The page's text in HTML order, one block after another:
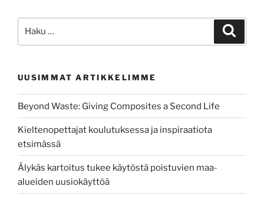
Composites
UUSIMMAT ARTIKKELIMME
Beyond Waste: Giving Composites a Second Life
Kieltenopettajat koulutuksessa ja inspiraatiota
etsimässä
Älykäs kartoitus tukee käytöstä poistuvien maa-
alueiden uusiokäyttöä